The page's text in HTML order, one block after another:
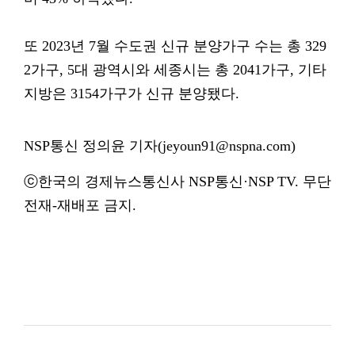
또 2023년 7월 수도권 신규 분양가구 수는 총 329
2가구, 5대 광역시와 세종시는 총 2041가구, 기타
지방은 3154가구가 신규 분양됐다.
NSP통신 정의윤 기자(jeyoun91@nspna.com)
ⓒ한국의 경제뉴스통신사 NSP통신·NSP TV. 무단
전재-재배포 금지.